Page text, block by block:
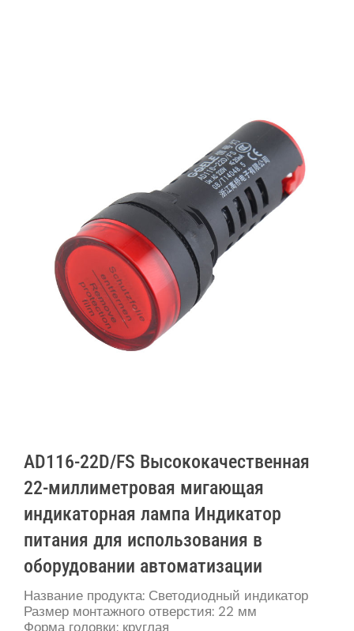
AD116-22D/FS Высококачественная
22-миллиметровая мигающая
индикаторная лампа Индикатор
питания для использования в
оборудовании автоматизации
Название продукта: Светодиодный индикатор
Размер монтажного отверстия: 22 мм
Форма головки: круглая